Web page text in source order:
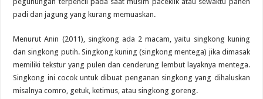
padi dan jagung yang kurang memuaskan.
Menurut Anin (2011), singkong ada 2 macam, yaitu singkong kuning
dan singkong putih. Singkong kuning (singkong mentega) jika dimasak
memiliki tekstur yang pulen dan cenderung lembut layaknya mentega.
Singkong ini cocok untuk dibuat penganan singkong yang dihaluskan
misalnya comro, getuk, ketimus, atau singkong goreng.